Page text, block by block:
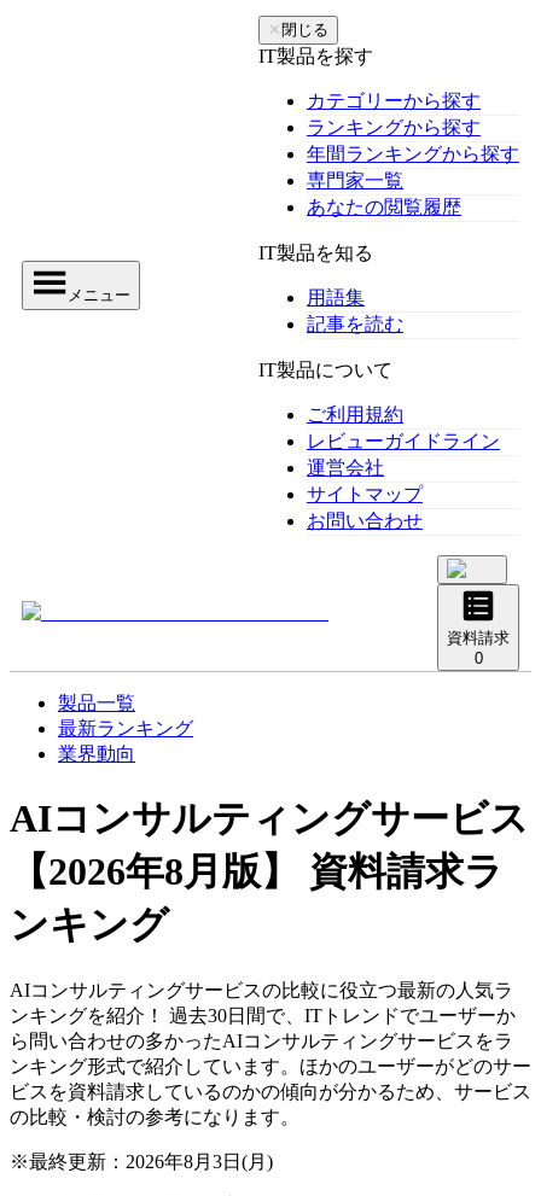
メニュー
✕ 閉じる
IT製品を探す
カテゴリーから探す
ランキングから探す
年間ランキングから探す
専門家一覧
あなたの閲覧履歴
IT製品を知る
用語集
記事を読む
IT製品について
ご利用規約
レビューガイドライン
運営会社
サイトマップ
お問い合わせ
資料請求
0
製品一覧
最新ランキング
業界動向
AIコンサルティングサービス
【2026年8月版】 資料請求ラ
ンキング
AIコンサルティングサービスの比較に役立つ最新の人気ラ
ンキングを紹介！ 過去30日間で、ITトレンドでユーザーか
ら問い合わせの多かったAIコンサルティングサービスをラ
ンキング形式で紹介しています。ほかのユーザーがどのサー
ビスを資料請求しているのかの傾向が分かるため、サービス
の比較・検討の参考になります。
※最終更新： 2026年8月3日(月)